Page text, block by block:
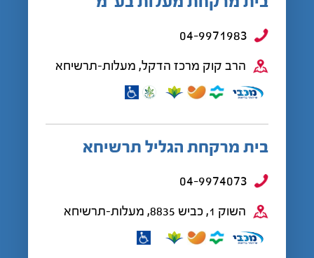
04-9971983
הרב קוק מרכז הדקל, מעלות-תרשיחא
בית מרקחת הגליל תרשיחא
04-9974073
השוק 1, כביש 8835, מעלות-תרשיחא